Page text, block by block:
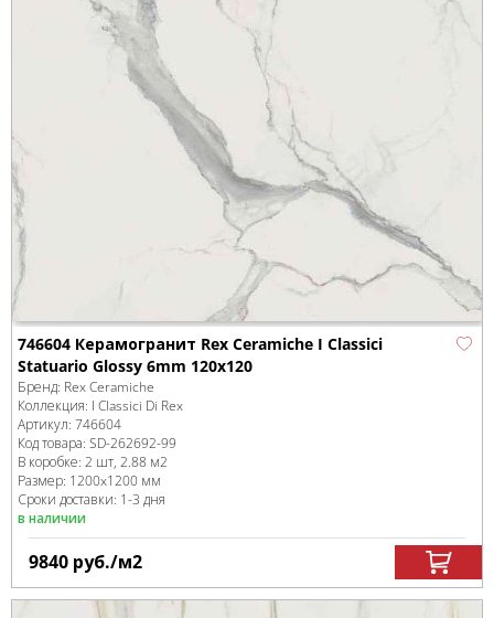
746604 Керамогранит Rex Ceramiche I Classici
Statuario Glossy 6mm 120x120
Бренд: Rex Ceramiche
Коллекция: I Classici Di Rex
Артикул: 746604
Код товара: SD-262692-99
В коробке: 2 шт, 2.88 м2
Размер: 1200x1200 мм
Сроки доставки: 1-3 дня
в наличии
9840 руб./м2